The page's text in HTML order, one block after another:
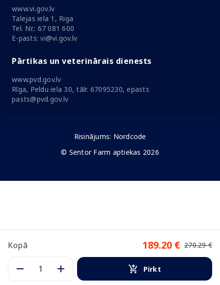
Kopā 189.20 € 270.29 €
Pirkt
www.vi.gov.lv
Talejas iela 1, Riga
Tel. Nr.: 67 081 600
E-pasts: vi@vi.gov.lv
Pārtikas un veterinārais dienests
www.pvd.gov.lv
Rīga, Peldu iela 30, tālr. 67095230, epasts
pasts@pvd.gov.lv
Risinājums: Nordcode
© Sentor Farm aptiekas 2026